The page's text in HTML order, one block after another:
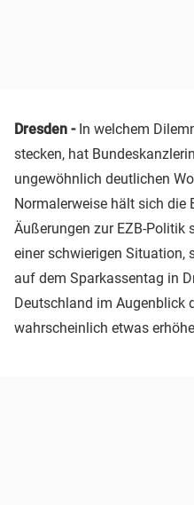
Dresden -In welchem
stecken, hat
ungewöhnlich deutlichen
Normalerweise hält sich die
Äußerungen zur EZB-Politik
einer schwierigen Situation,
auf dem Sparkassentag in
Deutschland im Augenblick
wahrscheinlich etwas